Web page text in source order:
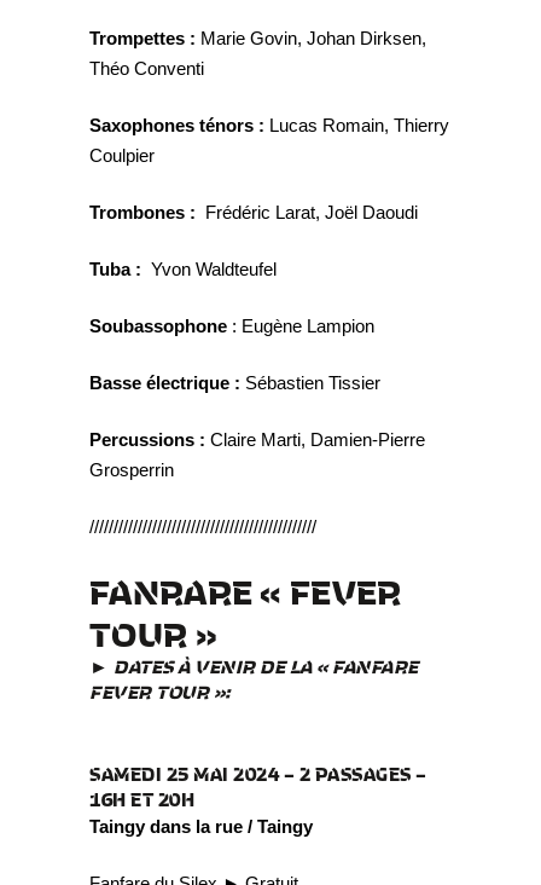
Trompettes : Marie Govin, Johan Dirksen,
Théo Conventi
Saxophones ténors : Lucas Romain, Thierry
Coulpier
Trombones : Frédéric Larat, Joël Daoudi
Tuba : Yvon Waldteufel
Soubassophone : Eugène Lampion
Basse électrique : Sébastien Tissier
Percussions : Claire Marti, Damien-Pierre
Grosperrin
///////////////////////////////////////////////
FANRARE « FEVER
TOUR »
► DATES À VENIR DE LA « FANFARE
FEVER TOUR »:
SAMEDI 25 MAI 2024 – 2 PASSAGES –
16H ET 20H
Taingy dans la rue / Taingy